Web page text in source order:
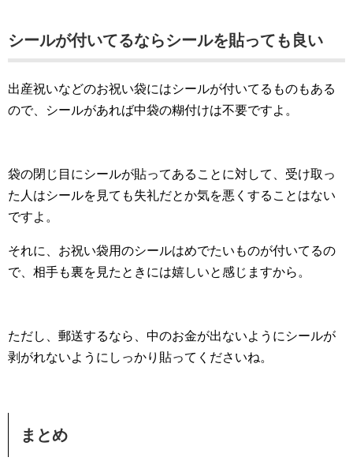
シールが付いてるならシールを貼っても良い
出産祝いなどのお祝い袋にはシールが付いてるものもある
ので、シールがあれば中袋の糊付けは不要ですよ。
袋の閉じ目にシールが貼ってあることに対して、受け取っ
た人はシールを見ても失礼だとか気を悪くすることはない
ですよ。
それに、お祝い袋用のシールはめでたいものが付いてるの
で、相手も裏を見たときには嬉しいと感じますから。
ただし、郵送するなら、中のお金が出ないようにシールが
剥がれないようにしっかり貼ってくださいね。
まとめ